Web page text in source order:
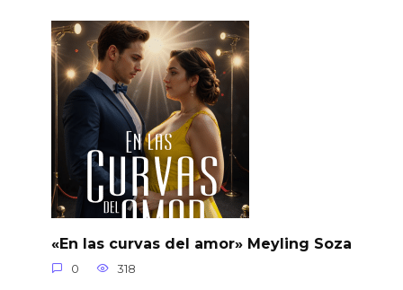
«En las curvas del amor» Meyling Soza
0 318